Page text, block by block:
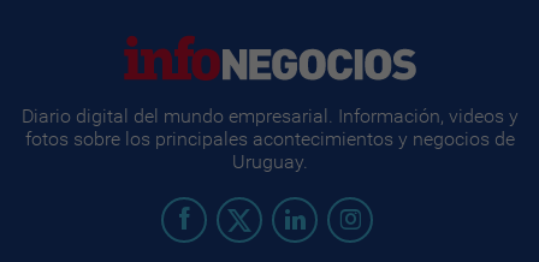
Diario digital del mundo empresarial. Información, videos y
fotos sobre los principales acontecimientos y negocios de
Uruguay.